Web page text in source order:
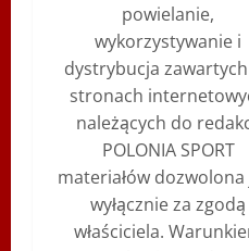
powielanie,
wykorzystywanie i
dystrybucja
stronach
należących do
POLONIA SPORT
materiałów
wyłącznie za zgodą
właściciela.